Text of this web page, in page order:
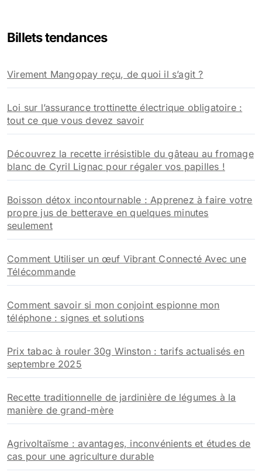
r
e
r
:
Billets tendances
Virement Mangopay reçu, de quoi il s’agit ?
Loi sur l’assurance trottinette électrique obligatoire :
tout ce que vous devez savoir
Découvrez la recette irrésistible du gâteau au fromage
blanc de Cyril Lignac pour régaler vos papilles !
Boisson détox incontournable : Apprenez à faire votre
propre jus de betterave en quelques minutes
seulement
Comment Utiliser un œuf Vibrant Connecté Avec une
Télécommande
Comment savoir si mon conjoint espionne mon
téléphone : signes et solutions
Prix tabac à rouler 30g Winston : tarifs actualisés en
septembre 2025
Recette traditionnelle de jardinière de légumes à la
manière de grand-mère
Agrivoltaïsme : avantages, inconvénients et études de
cas pour une agriculture durable